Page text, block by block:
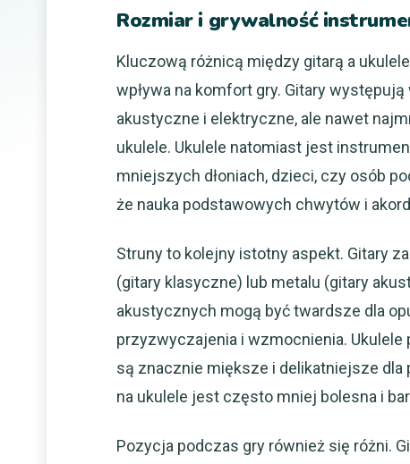
Rozmiar i grywalność
Kluczową różnicą między gitarą a
wpływa na komfort gry. Gitary
akustyczne i elektryczne, ale nawet
ukulele. Ukulele natomiast jest
mniejszych dłoniach, dzieci, czy osób
że nauka podstawowych chwytów i
Struny to kolejny istotny aspekt. Gitary
(gitary klasyczne) lub metalu (gitary
akustycznych mogą być twardsze dla
przyzwyczajenia i wzmocnienia.
są znacznie miększe i delikatniejsze dla
na ukulele jest często mniej bolesna i
Pozycja podczas gry również się różni.